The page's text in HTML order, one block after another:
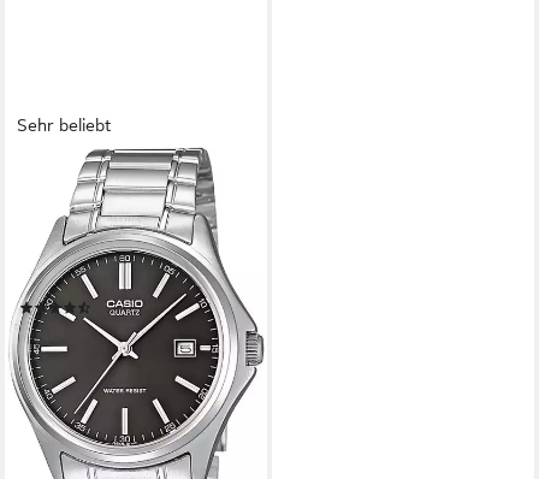
Sehr beliebt
CASIO TIMELESS COLLECTION
Quarzuhr MTP-1183PA-1AEG,
Armbanduhr, Herrenuhr,
Damenuhr, Edelstahlarmband,
analog, Datum
(21)
44,42 € UVP 49,90 €
-11%
lieferbar - in 2-3 Werktagen bei dir